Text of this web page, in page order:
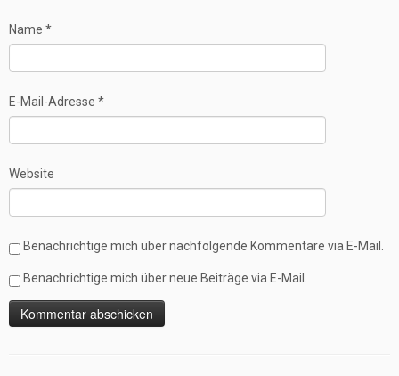
Name *
E-Mail-Adresse *
Website
Benachrichtige mich über nachfolgende Kommentare via E-Mail.
Benachrichtige mich über neue Beiträge via E-Mail.